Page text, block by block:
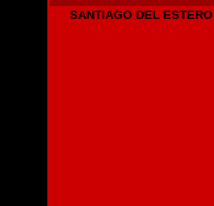
SANTIAGO DEL ESTERO